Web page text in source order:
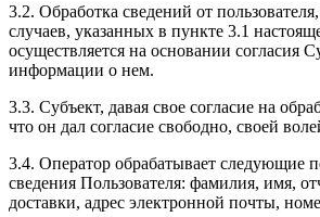
3.2. Обработка сведений от
случаев, указанных в пункте 3.1
осуществляется на основании согласия
информации о нем.
3.3. Субъект, давая свое согласие на
что он дал согласие свободно, своей
3.4. Оператор обрабатывает следующие
сведения Пользователя: фамилия, имя,
доставки, адрес электронной почты,